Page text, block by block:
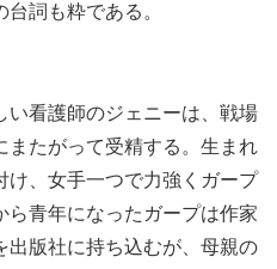
詞も粋である。
い看護師のジェニーは、戦場
またがって受精する。生まれ
け、女手一つで力強くガープ
ら青年になったガープは作家
出版社に持ち込むが、母親の